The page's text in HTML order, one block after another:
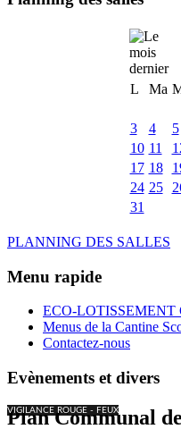
L
Ma
3
4 5
10 11
17 18
24 25
31
PLANNING DES SALLES
Menu rapide
ECO-LOTISSEMENT
Menus de la Cantine
Contactez-nous
Evènements et divers
VIGILANCE ROUGE - FEUX
Plan Communal